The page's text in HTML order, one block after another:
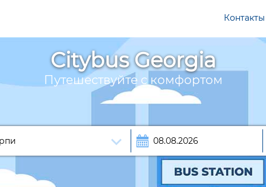
Контакты
Citybus Georgia
Путешествуйте с комфортом